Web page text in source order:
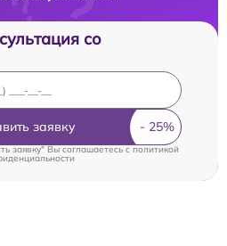
со
заявку
заявку" Вы соглашаетесь cполитикой